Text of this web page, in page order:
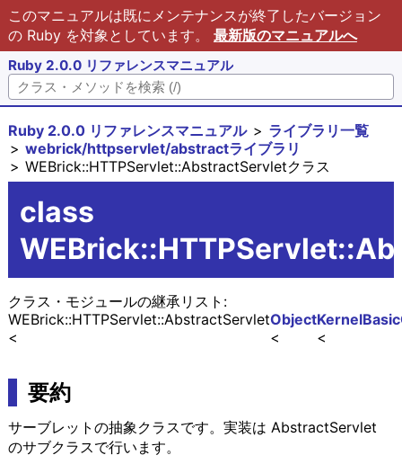
このマニュアルは既にメンテナンスが終了したバージョン
の Ruby を対象としています。 最新版のマニュアルへ
Ruby 2.0.0 リファレンスマニュアル
Ruby 2.0.0 リファレンスマニュアル
ライブラリ一覧
webrick/httpservlet/abstractライブラリ
WEBrick::HTTPServlet::AbstractServletクラス
class
クラス・モジュールの継承リスト:
Kernel
Object
WEBrick::HTTPServlet::AbstractServlet
要約
サーブレットの抽象クラスです。実装は AbstractServlet
のサブクラスで行います。